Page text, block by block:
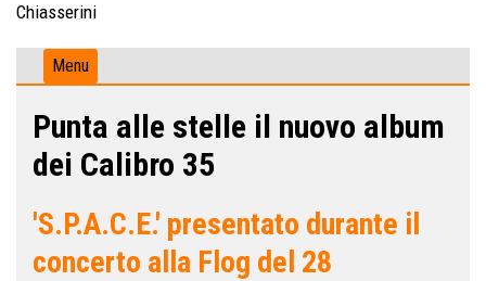
Chiasserini
Menu
Punta alle stelle il nuovo album
dei Calibro 35
'S.P.A.C.E.' presentato durante il
concerto alla Flog del 28